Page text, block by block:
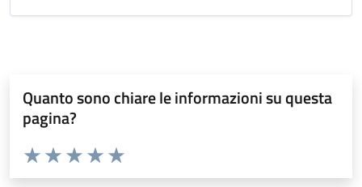
Quanto sono chiare le informazioni su questa
pagina?
Valuta da 1 a 5 stelle la pagina
Valuta 5 stelle su 5
Valuta 4 stelle su 5
Valuta 3 stelle su 5
Valuta 2 stelle su 5
Valuta 1 stelle su 5